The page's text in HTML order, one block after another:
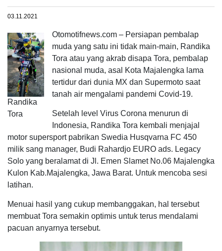
03.11.2021
Randika
Tora
Otomotifnews.com – Persiapan pembalap
muda yang satu ini tidak main-main, Randika
Tora atau yang akrab disapa Tora, pembalap
nasional muda, asal Kota Majalengka lama
tertidur dari dunia MX dan Supermoto saat
tanah air mengalami pandemi Covid-19.
Setelah level Virus Corona menurun di
Indonesia, Randika Tora kembali menjajal
motor supersport pabrikan Swedia Husqvarna FC 450
milik sang manager, Budi Rahardjo EURO ads. Legacy
Solo yang beralamat di Jl. Emen Slamet No.06 Majalengka
Kulon Kab.Majalengka, Jawa Barat. Untuk mencoba sesi
latihan.
Menuai hasil yang cukup membanggakan, hal tersebut
membuat Tora semakin optimis untuk terus mendalami
pacuan anyarnya tersebut.